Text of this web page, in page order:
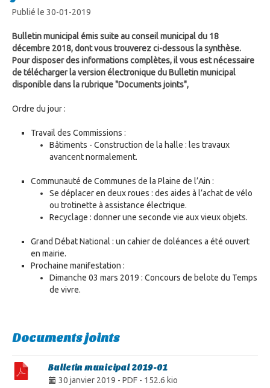
Publié le 30-01-2019
Bulletin municipal émis suite au conseil municipal du 18
décembre 2018, dont vous trouverez ci-dessous la synthèse.
Pour disposer des informations complètes, il vous est nécessaire
de télécharger la version électronique du Bulletin municipal
disponible dans la rubrique "Documents joints",
Ordre du jour :
Travail des Commissions :
Bâtiments - Construction de la halle : les travaux
avancent normalement.
Communauté de Communes de la Plaine de l’Ain :
Se déplacer en deux roues : des aides à l’achat de vélo
ou trotinette à assistance électrique.
Recyclage : donner une seconde vie aux vieux objets.
Grand Débat National : un cahier de doléances a été ouvert
en mairie.
Prochaine manifestation :
Dimanche 03 mars 2019 : Concours de belote du Temps
de vivre.
Documents joints
Bulletin municipal 2019-01
30 janvier 2019 - PDF - 152.6 kio